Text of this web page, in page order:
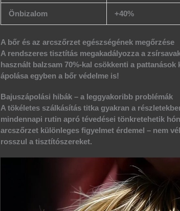
Önbizalom +40%
A bőr és az arcszőrzet egészségének megőrzése
A rendszeres tisztítás megakadályozza a
használt balzsam70%-kal csökkenti a pattanások
ápolása egyben a bőr védelme is!
Bajuszápolási hibák – a leggyakoribb problémák
A tökéletes szálkásítás titka gyakran a
mindennapi rutin apró tévedései tönkretehetik
arcszőrzet különleges figyelmet érdemel – nem
rosszul a tisztítószereket.